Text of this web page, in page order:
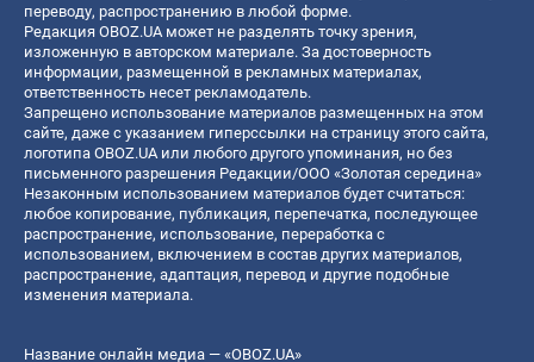
переводу, распространению в любой форме.
Редакция OBOZ.UA может не разделять точку зрения,
изложенную в авторском материале. За достоверность
информации, размещенной в рекламных материалах,
ответственность несет рекламодатель.
Запрещено использование материалов размещенных на этом
сайте, даже с указанием гиперссылки на страницу этого сайта,
логотипа OBOZ.UA или любого другого упоминания, но без
письменного разрешения Редакции/ООО «Золотая середина»
Незаконным использованием материалов будет считаться:
любое копирование, публикация, перепечатка, последующее
распространение, использование, переработка с
использованием, включением в состав других материалов,
распространение, адаптация, перевод и другие подобные
изменения материала.
Название онлайн медиа — «OBOZ.UA»